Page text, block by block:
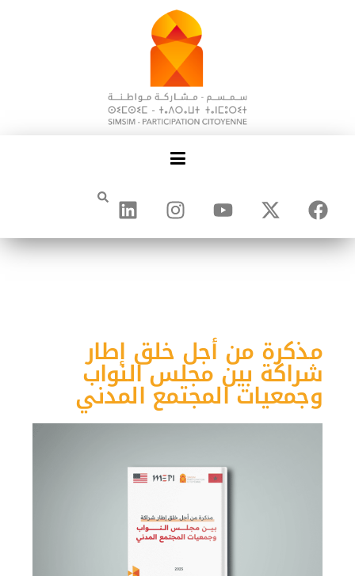
مذكرة من أجل خلق إطار
شراكة بين مجلس النواب
وجمعيات المجتمع المدني